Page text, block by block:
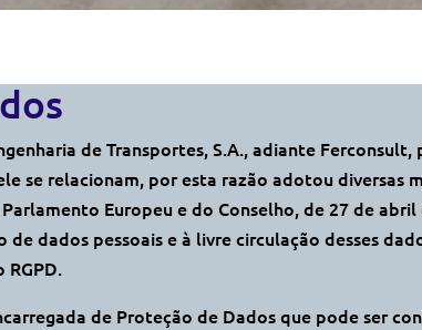
de Transportes, S.A., adiante
se relacionam, por esta razão adotou diversas
Europeu e do Conselho, de 27 de
dados pessoais e à livre circulação desses
RGPD.
de Proteção de Dados que pode ser